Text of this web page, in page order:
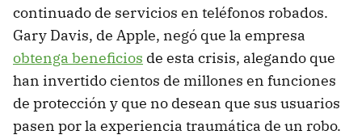
continuado de servicios en teléfonos robados.
Gary Davis, de Apple, negó que la empresa
obtenga beneficios de esta crisis, alegando que
han invertido cientos de millones en funciones
de protección y que no desean que sus usuarios
pasen por la experiencia traumática de un robo.